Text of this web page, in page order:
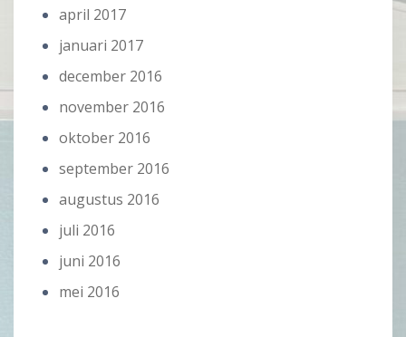
april 2017
januari 2017
december 2016
november 2016
oktober 2016
september 2016
augustus 2016
juli 2016
juni 2016
mei 2016